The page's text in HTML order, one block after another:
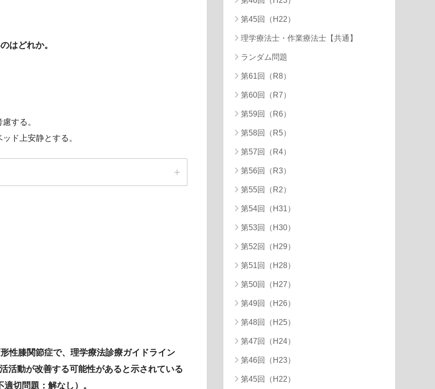
はどれか。
する。
ド上安静とする。
性膝関節症で、理学療法診療ガイドライン
活動が改善する可能性があると示されている
切問題：解なし）。
第45回（H22）
理学療法士・作業療法士【共通】
ランダム問題
第61回（R8）
第60回（R7）
第59回（R6）
第58回（R5）
第57回（R4）
第56回（R3）
第55回（R2）
第54回（H31）
第53回（H30）
第52回（H29）
第51回（H28）
第50回（H27）
第49回（H26）
第48回（H25）
第47回（H24）
第46回（H23）
第45回（H22）